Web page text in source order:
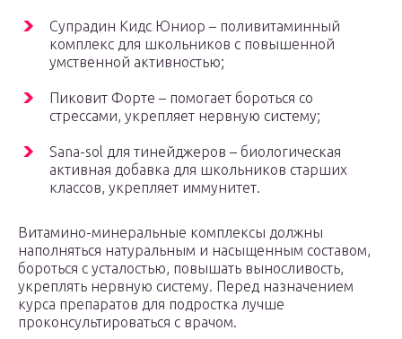
Супрадин Кидс Юниор – поливитаминный
комплекс для школьников с повышенной
умственной активностью;
Пиковит Форте – помогает бороться со
стрессами, укрепляет нервную систему;
Sana-sol для тинейджеров – биологическая
активная добавка для школьников старших
классов, укрепляет иммунитет.
Витамино-минеральные комплексы должны
наполняться натуральным и насыщенным составом,
бороться с усталостью, повышать выносливость,
укреплять нервную систему. Перед назначением
курса препаратов для подростка лучше
проконсультироваться с врачом.